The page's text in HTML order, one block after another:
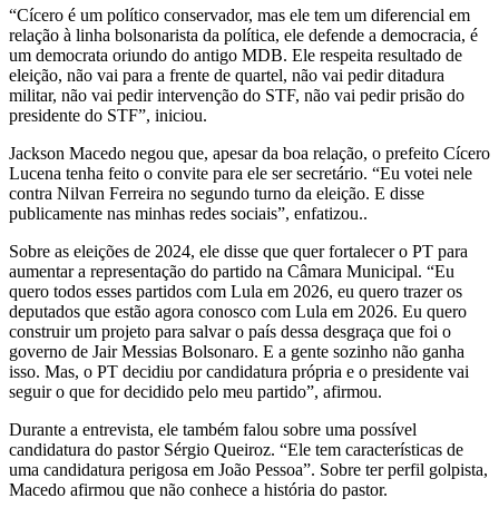
“Cícero é um político conservador, mas ele tem um diferencial em
relação à linha bolsonarista da política, ele defende a democracia, é
um democrata oriundo do antigo MDB. Ele respeita resultado de
eleição, não vai para a frente de quartel, não vai pedir ditadura
militar, não vai pedir intervenção do STF, não vai pedir prisão do
presidente do STF”, iniciou.
Jackson Macedo negou que, apesar da boa relação, o prefeito Cícero
Lucena tenha feito o convite para ele ser secretário. “Eu votei nele
contra Nilvan Ferreira no segundo turno da eleição. E disse
publicamente nas minhas redes sociais”, enfatizou..
Sobre as eleições de 2024, ele disse que quer fortalecer o PT para
aumentar a representação do partido na Câmara Municipal. “Eu
quero todos esses partidos com Lula em 2026, eu quero trazer os
deputados que estão agora conosco com Lula em 2026. Eu quero
construir um projeto para salvar o país dessa desgraça que foi o
governo de Jair Messias Bolsonaro. E a gente sozinho não ganha
isso. Mas, o PT decidiu por candidatura própria e o presidente vai
seguir o que for decidido pelo meu partido”, afirmou.
Durante a entrevista, ele também falou sobre uma possível
candidatura do pastor Sérgio Queiroz. “Ele tem características de
uma candidatura perigosa em João Pessoa”. Sobre ter perfil golpista,
Macedo afirmou que não conhece a história do pastor.